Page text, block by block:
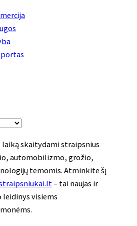
skaitydami straipsnius
automobilizmo, grožio,
temomis. Atminkite šį
– tai naujas ir
visiems